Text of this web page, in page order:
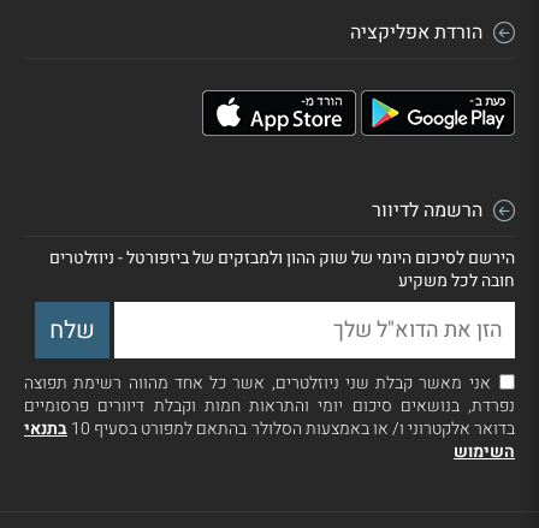
הורדת אפליקציה
הרשמה לדיוור
הירשם לסיכום היומי של שוק ההון ולמבזקים של ביזפורטל - ניוזלטרים
חובה לכל משקיע
אני מאשר קבלת שני ניוזלטרים, אשר כל אחד מהווה רשימת תפוצה
נפרדת, בנושאים סיכום יומי והתראות חמות וקבלת דיוורים פרסומיים
בדואר אלקטרוני ו/ או באמצעות הסלולר בהתאם למפורט בסעיף 10
בתנאי
השימוש